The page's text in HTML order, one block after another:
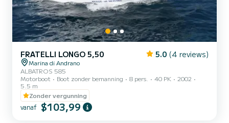
FRATELLI LONGO 5,50 5.0 (4 reviews)
Marina di Andrano
ALBATROS 585
Motorboot
Boot zonder bemanning 8 pers. 40 PK
2002
5.5 m
Zonder vergunning
vanaf $103,99